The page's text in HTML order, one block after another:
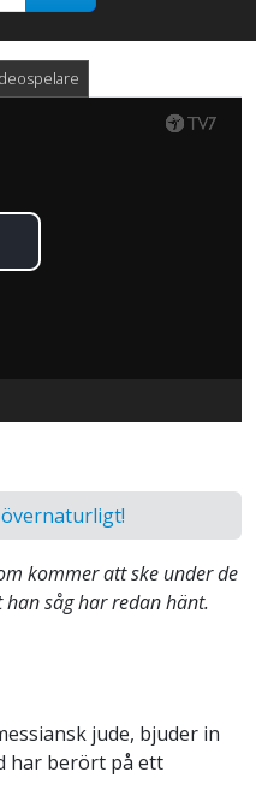
kommer att ske under de
såg har redan hänt.
jude, bjuder in
har berört på ett